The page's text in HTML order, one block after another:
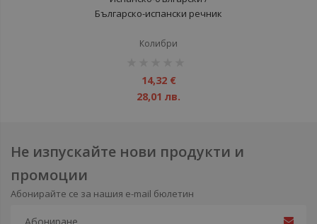
Българско-испански речник
Колибри
14,32 €
28,01 лв.
Не изпускайте нови продукти и
промоции
Абонирайте се за нашия e-mail бюлетин